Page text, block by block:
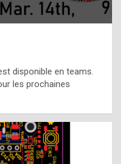
disponible en teams.
les prochaines